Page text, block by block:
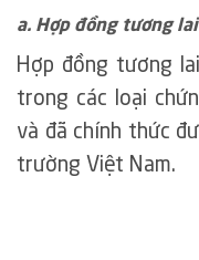
a. Hợp đồng tương
Hợp đồng tương
trong các loại
và đã chính thức
trường Việt Nam.